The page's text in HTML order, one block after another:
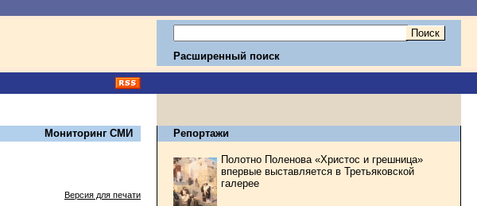
Расширенный поиск
Мониторинг СМИ
Версия для печати
Репортажи
Полотно Поленова «Христос и грешница»
впервые выставляется в Третьяковской
галерее